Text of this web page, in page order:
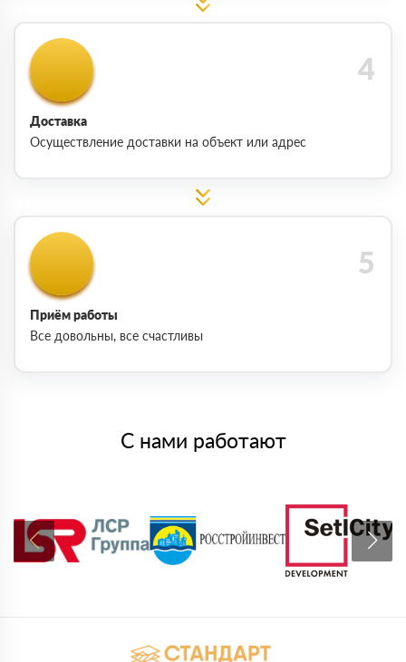
Доставка
Осуществление доставки на объект или адрес
Приём работы
Все довольны, все счастливы
С нами работают